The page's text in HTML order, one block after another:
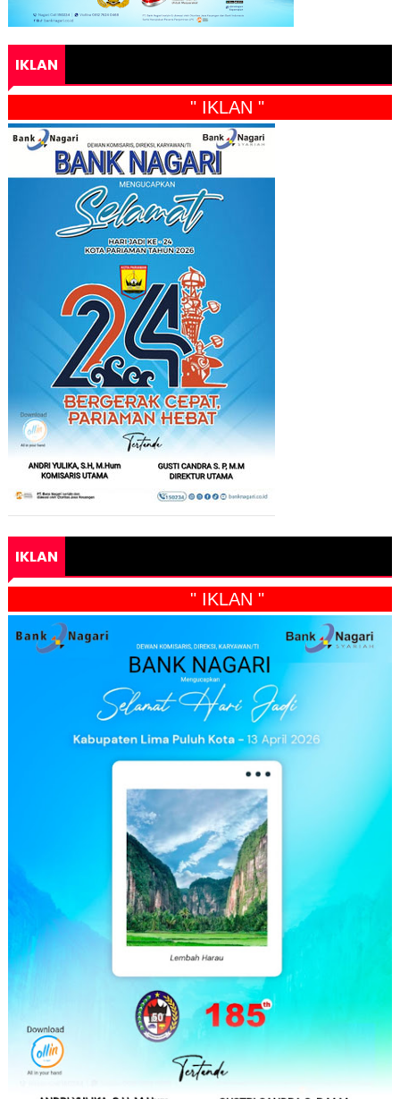
IKLAN
" IKLAN "
IKLAN
" IKLAN "